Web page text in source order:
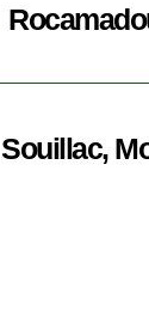
Souillac,